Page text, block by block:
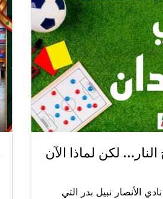
النار… لكن لماذا الآن
الأنصار نبيل بدر التي